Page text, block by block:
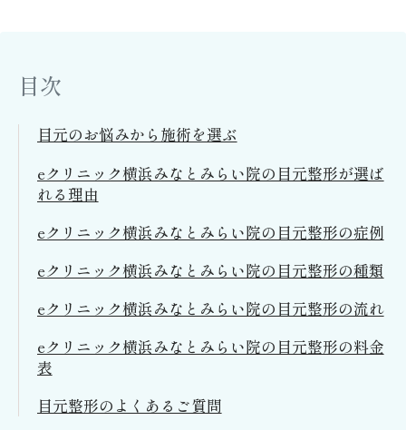
目次
目元のお悩みから施術を選ぶ
eクリニック横浜みなとみらい院の目元整形が選ば
れる理由
eクリニック横浜みなとみらい院の目元整形の症例
eクリニック横浜みなとみらい院の目元整形の種類
eクリニック横浜みなとみらい院の目元整形の流れ
eクリニック横浜みなとみらい院の目元整形の料金
表
目元整形のよくあるご質問